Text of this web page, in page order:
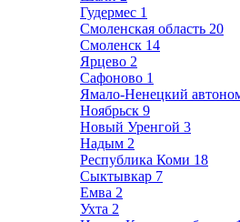
Гудермес 1
Смоленская область 20
Смоленск 14
Ярцево 2
Сафоново 1
Ямало-Ненецкий
Ноябрьск 9
Новый Уренгой 3
Надым 2
Республика Коми 18
Сыктывкар 7
Емва 2
Ухта 2